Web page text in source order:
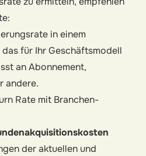
in einem
das für Ihr Geschäftsmodell
an Abonnement,
andere.
Rate mit Branchen-
der aktuellen und